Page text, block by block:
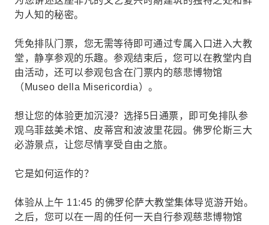
为人知的秘密。
凭免排队门票，您无需等待即可通过专属入口进入大教
堂，静享参观的乐趣。参观结束后，您可以在教堂内自
由活动，还可以参观包含在门票内的慈悲博物馆
（Museo della Misericordia）。
想让您的体验更加沉浸？选择5日通票，即可免排队参
观乌菲兹美术馆、皮蒂宫和波波里花园。佛罗伦斯三大
必游景点，让您尽情享受自由之旅。
它是如何运作的？
体验从上午 11:45 的佛罗伦萨大教堂集体导览游开始。
之后，您可以在一周的任何一天自行参观慈悲博物馆